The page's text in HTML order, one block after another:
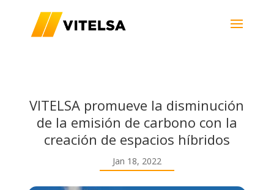
VITELSA promueve la disminución
de la emisión de carbono con la
creación de espacios híbridos
Jan 18, 2022